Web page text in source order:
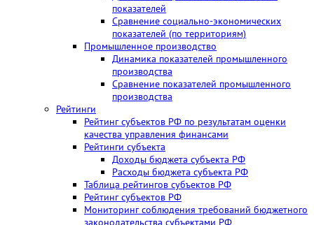
показателей
Сравнение социально-экономических
показателей (по территориям)
Промышленное производство
Динамика показателей промышленного
производства
Сравнение показателей промышленного
производства
Рейтинги
Рейтинг субъектов РФ по результатам оценки
качества управления финансами
Рейтинги субъекта
Доходы бюджета субъекта РФ
Расходы бюджета субъекта РФ
Таблица рейтингов субъектов РФ
Рейтинг субъектов РФ
Мониторинг соблюдения требований бюджетного
законодательства субъектами РФ